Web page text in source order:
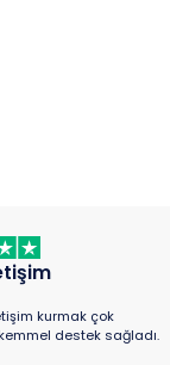
kurmak çok
destek sağladı.